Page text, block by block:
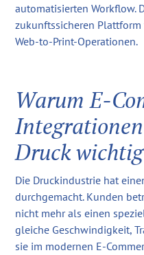
automatisierten Workflow.
zukunftssicheren Plattform
Web-to-Print-Operationen.
Warum E-
Druck
Die Druckindustrie hat
durchgemacht. Kunden
nicht mehr als einen
gleiche Geschwindigkeit,
sie im modernen E-